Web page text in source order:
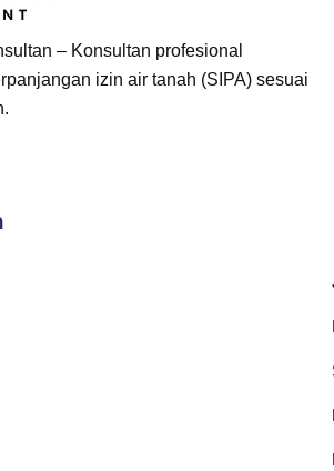
– Konsultan profesional
izin air tanah (SIPA) sesuai